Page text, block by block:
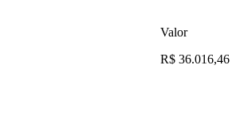
Valor
R$ 36.016,46